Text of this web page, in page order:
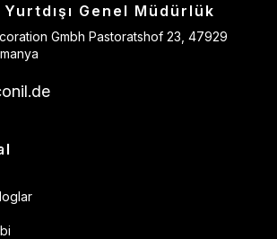
Genel Müdürlük
Gmbh Pastoratshof 23, 47929